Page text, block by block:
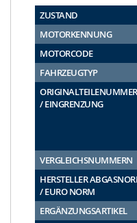
ZUSTAND
MOTORKENNUNG
MOTORCODE
FAHRZEUGTYP
/ EINGRENZUNG
VERGLEICHSNUMMERN
HERSTELLER
/ EURO NORM
ERGÄNZUNGSARTIKEL